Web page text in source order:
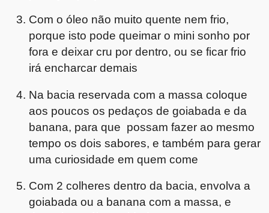
Com o óleo não muito quente nem frio,
porque isto pode queimar o mini sonho por
fora e deixar cru por dentro, ou se ficar frio
irá encharcar demais
Na bacia reservada com a massa coloque
aos poucos os pedaços de goiabada e da
banana, para que possam fazer ao mesmo
tempo os dois sabores, e também para gerar
uma curiosidade em quem come
Com 2 colheres dentro da bacia, envolva a
goiabada ou a banana com a massa, e